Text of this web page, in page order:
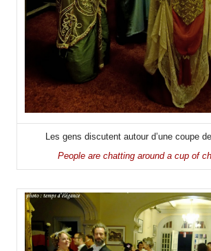
Les gens discutent autour d’une coupe
People are chatting around a cup of